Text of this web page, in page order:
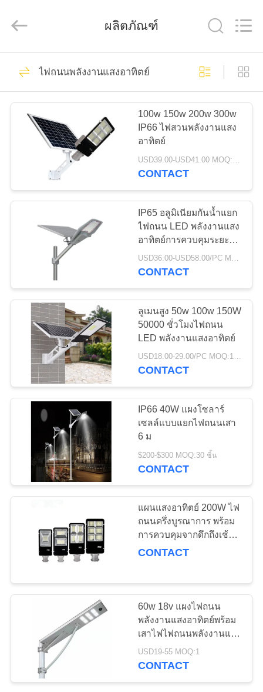
บ้าน
สินค้า
โรงงาน
ควบคุม
คุณภาพ
ติดต่อ
ใบ
ราคา
แผนผัง
PRIVACY
POLICY
Yahua
Lighting
Reserved.
ไฟถนน LED
พลังงานแสงอาทิตย์
183
ไฟถนนพลังงานแสง
อาทิตย์แบบบูรณา
การ
135
ไฟถนนพลังงานแสง
อาทิตย์
51
ระบบไฟฟ้าพลังงาน
แสงอาทิตย์
ไฟ LED พลังงานแสง
อาทิตย์กลางแจ้ง
ผลิตภัณฑ์
ไฟถนนพลังงานแสงอาทิตย์
100w 150w 200w 300w
IP66 ไฟสวนพลังงานแสง
อาทิตย์
USD39.00-USD41.00 MOQ:1 ชิ้น
CONTACT
IP65 อลูมิเนียมกันน้ำแยก
ไฟถนน LED พลังงานแสง
อาทิตย์การควบคุมระยะ
ไกล 100W 200w 300w
400w
USD36.00-USD58.00/PC MOQ:1 ชิ้น
CONTACT
ลูเมนสูง 50w 100w 150W
50000 ชั่วโมงไฟถนน
LED พลังงานแสงอาทิตย์
USD18.00-29.00/PC MOQ:10 ชิ้น
CONTACT
IP66 40W แผงโซลาร์
เซลล์แบบแยกไฟถนนเสา
6 ม
$200-$300 MOQ:30 ชิ้น
CONTACT
แผนแสงอาทิตย์ 200W ไฟ
ถนนครึ่งบูรณาการ พร้อม
การควบคุมจากดึกถึงเช้า
3.2V 36AH 6500K
CONTACT
60w 18v แผงไฟถนน
พลังงานแสงอาทิตย์พร้อม
เสาไฟไฟถนนพลังงานแสง
อาทิตย์ที่มีจำหน่าย
USD19-55 MOQ:1
CONTACT